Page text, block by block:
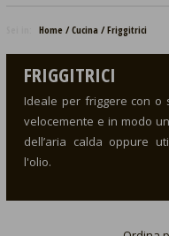
Home Cucina Friggitrici
FRIGGITRICI
Ideale per friggere con o
velocemente e in modo
dell’aria calda oppure
l'olio.